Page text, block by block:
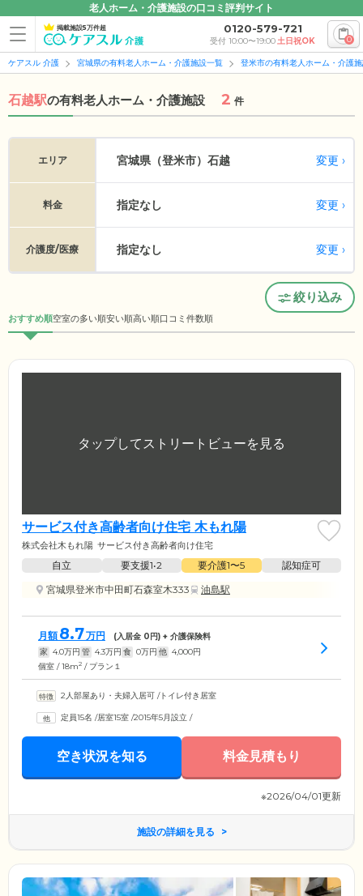
老人ホーム・介護施設の口コミ評判サイト
掲載施設5万件超 0120-579-721
受付 10:00〜19:00土日祝OK 0
ケアスル 介護 宮城県の有料老人ホーム・介護施設一覧 登米市の有料老人ホーム・介護
石越駅の有料老人ホーム・介護施設 2 件
エリア 宮城県（登米市） 石越 変更
料金 指定なし 変更
介護度/医療 指定なし 変更
絞り込み
おすすめ順空室の多い順安い順高い順口コミ件数順
サービス付き高齢者向け住宅 木もれ陽
株式会社木もれ陽 サービス付き高齢者向け住宅
自立 要支援1•2 要介護1〜5
認知症可
宮城県登米市中田町石森室木333
油島駅
月額 8.7万円 (入居金 0円) + 介護保険料
家 4.0万円 管 4.3万円 食 0万円 他 4,000円
個室 / 18m2 / プラン１
2人部屋あり・夫婦入居可 /トイレ付き居室
定員15名 /居室15室 /2015年5月設立 /
空き状況を知る 料金見積もり
※2026/04/01更新
施設の詳細を見る